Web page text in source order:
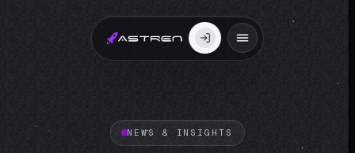
NEWS & INSIGHTS